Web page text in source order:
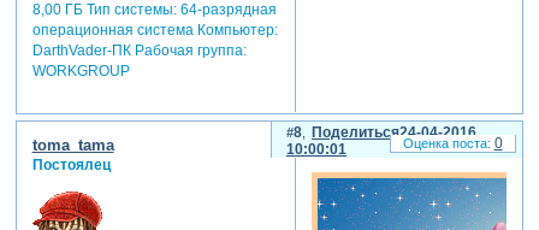
8,00 ГБ Тип системы: 64-разрядная
операционная система Компьютер:
DarthVader-ПК Рабочая группа:
WORKGROUP
Поделиться
8
24-04-2016
10:00:01
toma_tama
Постоялец
0